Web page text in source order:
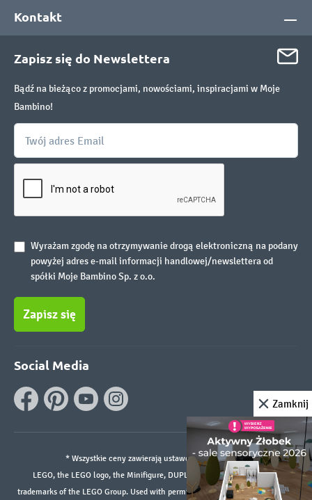
Kontakt
Zapisz się do Newslettera
Bądź na bieżąco z promocjami, nowościami, inspiracjami w Moje
Bambino!
Wyrażam zgodę na otrzymywanie drogą elektroniczną na podany
powyżej adres e-mail informacji handlowej/newslettera od
spółki Moje Bambino Sp. z o.o.
Zapisz się
Social Media
* Wszystkie ceny zawierają ustawowy podatek VAT.
LEGO, the LEGO logo, the Minifigure, DUPLO, and the SPIKE logo are
trademarks of the LEGO Group. Used with permission. ©2026 The LEGO Group
Zamknij